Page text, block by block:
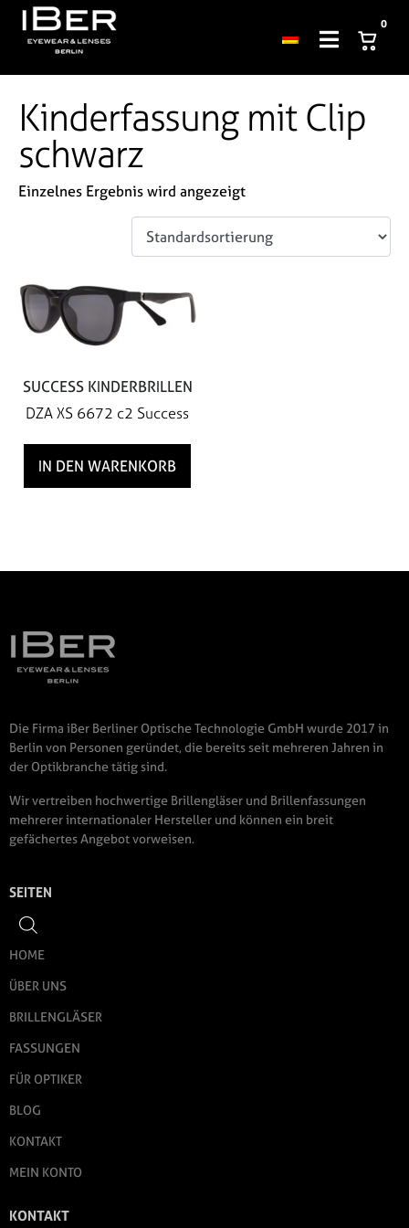
0
Kinderfassung mit Clip
schwarz
Einzelnes Ergebnis wird angezeigt
SUCCESS KINDERBRILLEN
DZA XS 6672 c2 Success
IN DEN WARENKORB
Die Firma iBer Berliner Optische Technologie GmbH wurde 2017 in
Berlin von Personen geründet, die bereits seit mehreren Jahren in
der Optikbranche tätig sind.
Wir vertreiben hochwertige Brillengläser und Brillenfassungen
mehrerer internationaler Hersteller und können ein breit
gefächertes Angebot vorweisen.
SEITEN
HOME
ÜBER UNS
BRILLENGLÄSER
FASSUNGEN
FÜR OPTIKER
BLOG
KONTAKT
MEIN KONTO
KONTAKT